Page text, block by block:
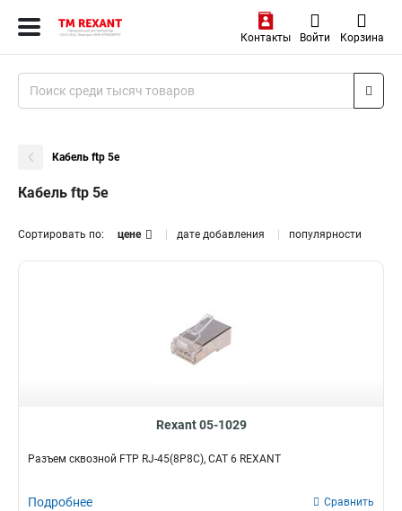
Контакты Войти Корзина
Кабель ftp 5e
Кабель ftp 5e
Сортировать по: цене дате добавления популярности
Rexant 05-1029
Разъем cквозной FTP RJ-45(8P8C), CAT 6 REXANT
Подробнее Сравнить